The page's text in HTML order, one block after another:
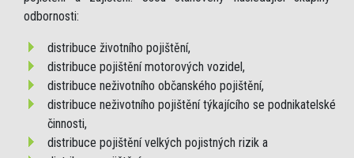
odbornosti:
distribuce životního pojištění,
distribuce pojištění motorových vozidel,
distribuce neživotního občanského pojištění,
distribuce neživotního pojištění týkajícího se podnikatelské
činnosti,
distribuce pojištění velkých pojistných rizik a